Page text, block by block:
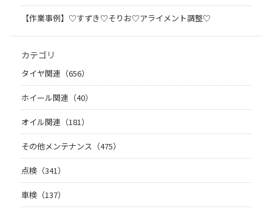
【作業事例】♡すずき♡そりお♡アライメント調整♡
カテゴリ
タイヤ関連（656）
ホイール関連（40）
オイル関連（181）
その他メンテナンス（475）
点検（341）
車検（137）